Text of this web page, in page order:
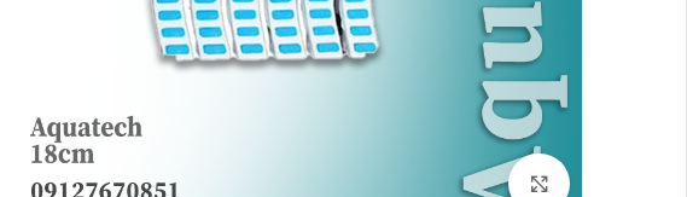
برای بزرگنمایی کلیک کنید